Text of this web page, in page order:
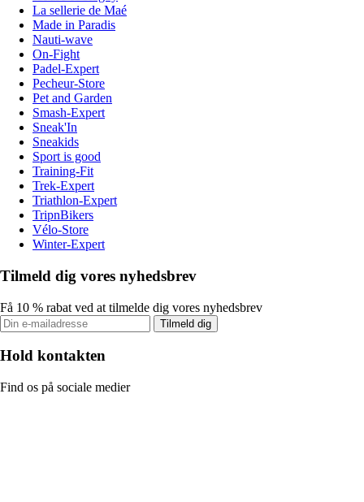
La sellerie de Maé
Made in Paradis
Nauti-wave
On-Fight
Padel-Expert
Pecheur-Store
Pet and Garden
Smash-Expert
Sneak'In
Sneakids
Sport is good
Training-Fit
Trek-Expert
Triathlon-Expert
TripnBikers
Vélo-Store
Winter-Expert
Tilmeld dig vores nyhedsbrev
Få 10 % rabat ved at tilmelde dig vores nyhedsbrev
Tilmeld dig
Hold kontakten
Find os på sociale medier